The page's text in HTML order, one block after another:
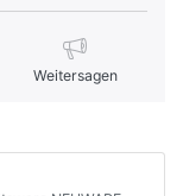
Weitersagen